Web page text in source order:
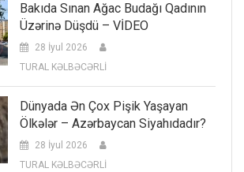
Bakıda Sınan Ağac Budağı Qadının
Üzərinə Düşdü – VİDEO
28 İyul 2026
TURAL KƏLBƏCƏRLİ
Dünyada Ən Çox Pişik Yaşayan
Ölkələr – Azərbaycan Siyahıdadır?
28 İyul 2026
TURAL KƏLBƏCƏRLİ